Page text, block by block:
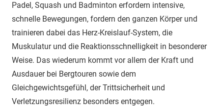
Padel, Squash und Badminton erfordern intensive,
schnelle Bewegungen, fordern den ganzen Körper und
trainieren dabei das Herz-Kreislauf-System, die
Muskulatur und die Reaktionsschnelligkeit in besonderer
Weise. Das wiederum kommt vor allem der Kraft und
Ausdauer bei Bergtouren sowie dem
Gleichgewichtsgefühl, der Trittsicherheit und
Verletzungsresilienz besonders entgegen.